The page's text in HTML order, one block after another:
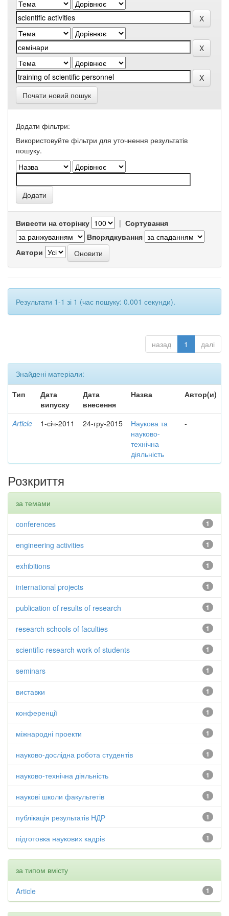
Почати новий пошук
Додати фільтри:
Використовуйте фільтри для уточнення результатів
пошуку.
Вивести на сторінку | Сортування
Впорядкування
Автори
Результати 1-1 зі 1 (час пошуку: 0.001 секунди).
назад 1 далі
Знайдені матеріали:
Тип
Дата
випуску
Дата
внесення
Назва Автор(и)
Article 1-січ-2011 24-гру-2015
Наукова та
науково-
технічна
діяльність
-
Розкриття
за темами
1
conferences
1
engineering activities
1
exhibitions
1
international projects
1
publication of results of research
1
research schools of faculties
1
scientific-research work of students
1
seminars
1
виставки
1
конференції
1
міжнародні проекти
1
науково-дослідна робота студентів
1
науково-технічна діяльність
1
наукові школи факультетів
1
публікація результатів НДР
1
підготовка наукових кадрів
за типом вмісту
1
Article